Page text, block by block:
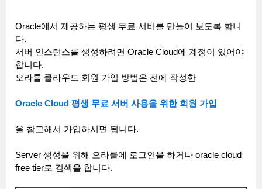
Oracle에서 제공하는 평생 무료 서버를 만들어 보도록 합니
다.
서버 인스턴스를 생성하려면 Oracle Cloud에 계정이 있어야
합니다.
오라틀 클라우드 회원 가입 방법은 전에 작성한
Oracle Cloud 평생 무료 서버 사용을 위한 회원 가입
을 참고해서 가입하시면 됩니다.
Server 생성을 위해 오라클에 로그인을 하거나 oracle cloud
free tier로 검색을 합니다.